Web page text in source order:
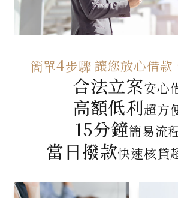
簡單4步驟 讓您放心借款
合法立案安心
高額低利超方
15分鐘簡易流
當日撥款快速核貸